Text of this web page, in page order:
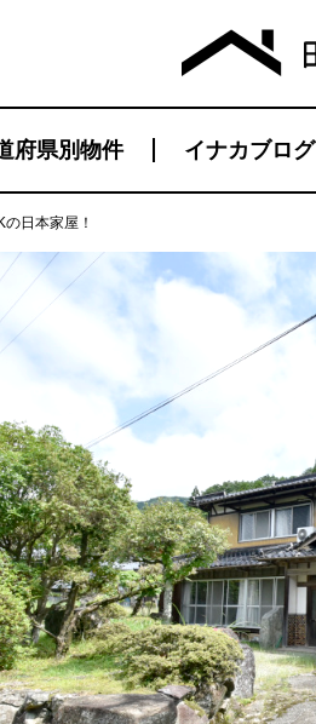
府県別物件 イナカブログ
日本家屋！